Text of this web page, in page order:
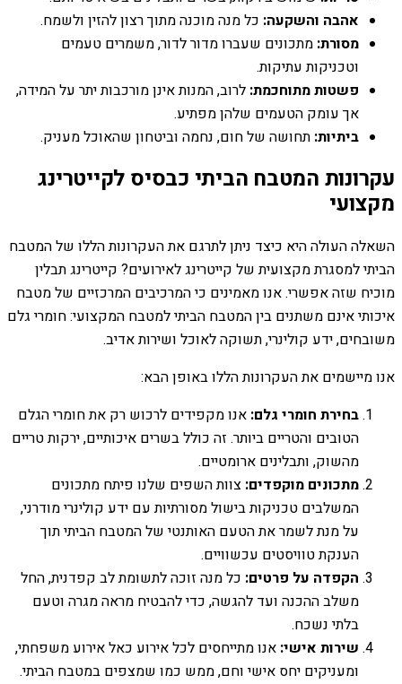
אהבה והשקעה: כל מנה מוכנה מתוך רצון להזין ולשמח.
מסורת: מתכונים שעברו מדור לדור, משמרים טעמים
וטכניקות עתיקות.
פשטות מתוחכמת: לרוב, המנות אינן מורכבות יתר על המידה,
אך עומק הטעמים שלהן מפתיע.
ביתיות: תחושה של חום, נחמה וביטחון שהאוכל מעניק.
עקרונות המטבח הביתי כבסיס לקייטרינג
מקצועי
השאלה העולה היא כיצד ניתן לתרגם את העקרונות הללו של המטבח
הביתי למסגרת מקצועית של קייטרינג לאירועים? קייטרינג תבלין
מוכיח שזה אפשרי. אנו מאמינים כי המרכיבים המרכזיים של מטבח
איכותי אינם משתנים בין המטבח הביתי למטבח המקצועי: חומרי גלם
משובחים, ידע קולינרי, תשוקה לאוכל ושירות אדיב.
אנו מיישמים את העקרונות הללו באופן הבא:
בחירת חומרי גלם: אנו מקפידים לרכוש רק את חומרי הגלם
הטובים והטריים ביותר. זה כולל בשרים איכותיים, ירקות טריים
מהשוק, ותבלינים ארומטיים.
מתכונים מוקפדים: צוות השפים שלנו פיתח מתכונים
המשלבים טכניקות בישול מסורתיות עם ידע קולינרי מודרני,
על מנת לשמר את הטעם האותנטי של המטבח הביתי תוך
הענקת טוויסטים עכשוויים.
הקפדה על פרטים: כל מנה זוכה לתשומת לב קפדנית, החל
משלב ההכנה ועד להגשה, כדי להבטיח מראה מגרה וטעם
בלתי נשכח.
שירות אישי: אנו מתייחסים לכל אירוע כאל אירוע משפחתי,
ומעניקים יחס אישי וחם, ממש כמו שמצפים במטבח הביתי.